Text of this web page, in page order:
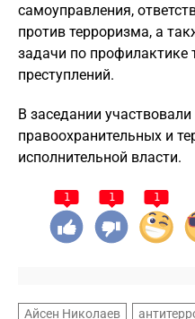
самоуправления,
против терроризма, а
задачи по профилактике
преступлений.
В заседании
правоохранительных и
исполнительной власти.
1 1 1
Айсен Николаев